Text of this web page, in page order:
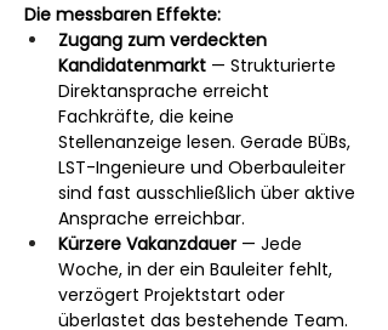
Die messbaren Effekte:
Zugang zum verdeckten
Kandidatenmarkt — Strukturierte
Direktansprache erreicht
Fachkräfte, die keine
Stellenanzeige lesen. Gerade BÜBs,
LST-Ingenieure und Oberbauleiter
sind fast ausschließlich über aktive
Ansprache erreichbar.
Kürzere Vakanzdauer — Jede
Woche, in der ein Bauleiter fehlt,
verzögert Projektstart oder
überlastet das bestehende Team.